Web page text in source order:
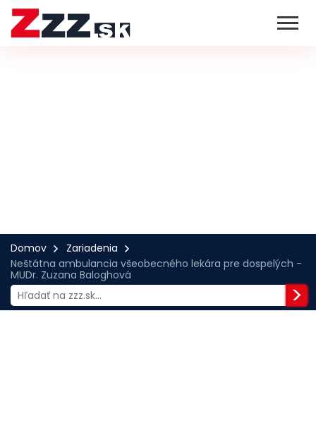
Domov
Zariadenia
Neštátna ambulancia všeobecného lekára pre dospelých -
MUDr. Zuzana Baloghová